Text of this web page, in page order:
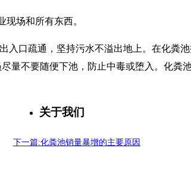
场和所有东西。
口疏通，坚持污水不溢出地上。在化粪
量不要随便下池，防止中毒或堕入。化粪
下一篇:化粪池销量暴增的主要原因
关于我们